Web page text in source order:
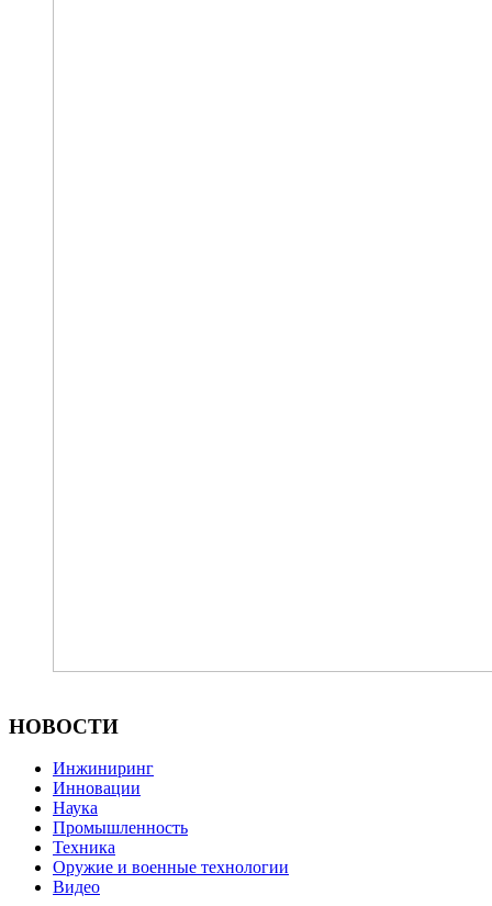
НОВОСТИ
Инжиниринг
Инновации
Наука
Промышленность
Техника
Оружие и военные технологии
Видео